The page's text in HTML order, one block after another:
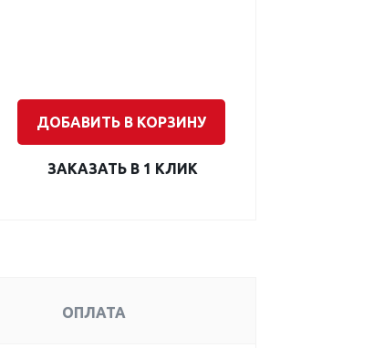
ДОБАВИТЬ В КОРЗИНУ
ЗАКАЗАТЬ В 1 КЛИК
ОПЛАТА